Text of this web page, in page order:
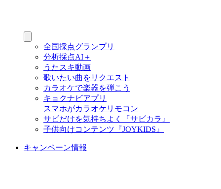
全国採点グランプリ
分析採点AI＋
うたスキ動画
歌いたい曲をリクエスト
カラオケで楽器を弾こう
キョクナビアプリ
スマホがカラオケリモコン
サビだけを気持ちよく『サビカラ』
子供向けコンテンツ『JOYKIDS』
キャンペーン情報